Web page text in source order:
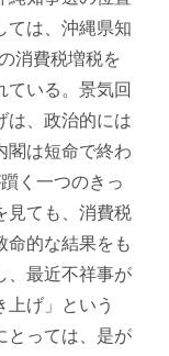
ては、沖縄県知
消費税増税を
ている。景気回
は、政治的には
閣は短命で終わ
く一つのきっ
見ても、消費税
命的な結果をも
、最近不祥事が
上げ」という
とっては、是が